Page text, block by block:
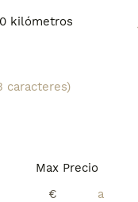
Max Precio
€